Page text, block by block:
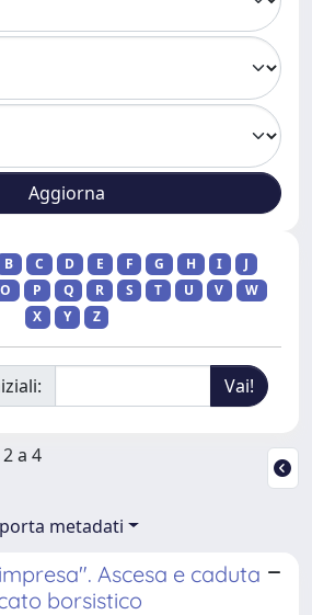
B C D E F G H I
J
O P Q R S T U V
W
X
Y Z
a 4
metadati
Ascesa e caduta
borsistico